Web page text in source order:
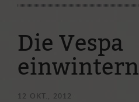
Ostparkstraße 25
(069) 4898 2803
info@mainroller.de
Die Vespa
einwintern
12 OKT., 2012